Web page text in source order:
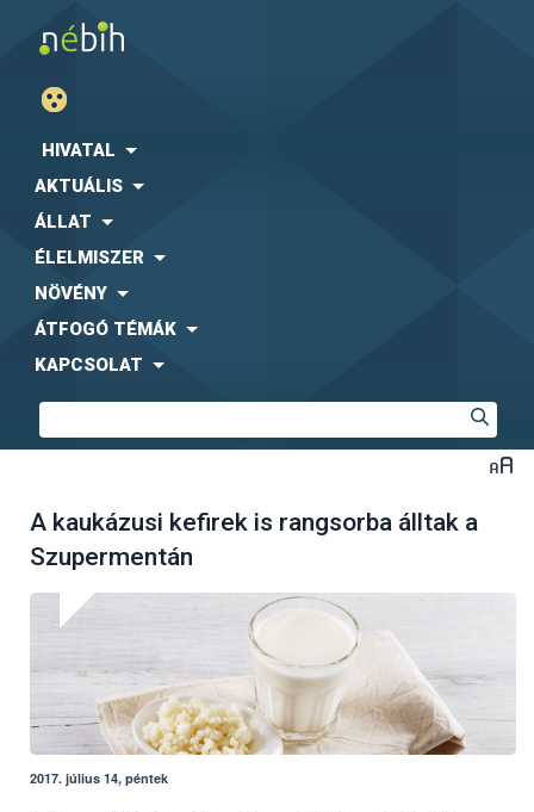
HIVATAL
AKTUÁLIS
ÁLLAT
ÉLELMISZER
NÖVÉNY
ÁTFOGÓ TÉMÁK
KAPCSOLAT
A kaukázusi kefirek is rangsorba álltak a
Szupermentán
2017. július 14, péntek